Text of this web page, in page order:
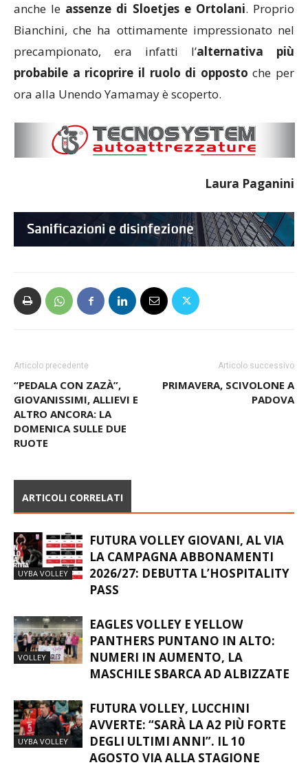
anche le assenze di Sloetjes e Ortolani. Proprio
Bianchini, che ha ottimamente impressionato nel
precampionato, era infatti l’alternativa più
probabile a ricoprire il ruolo di opposto che per
ora alla Unendo Yamamay è scoperto.
Laura Paganini
Articolo precedente
“PEDALA CON ZAZÀ”,
GIOVANISSIMI, ALLIEVI E
ALTRO ANCORA: LA
DOMENICA SULLE DUE
RUOTE
Articolo successivo
PRIMAVERA, SCIVOLONE A
PADOVA
ARTICOLI CORRELATI
UYBA VOLLEY
FUTURA VOLLEY GIOVANI, AL VIA
LA CAMPAGNA ABBONAMENTI
2026/27: DEBUTTA L’HOSPITALITY
PASS
VOLLEY
EAGLES VOLLEY E YELLOW
PANTHERS PUNTANO IN ALTO:
NUMERI IN AUMENTO, LA
MASCHILE SBARCA AD ALBIZZATE
UYBA VOLLEY
FUTURA VOLLEY, LUCCHINI
AVVERTE: “SARÀ LA A2 PIÙ FORTE
DEGLI ULTIMI ANNI”. IL 10
AGOSTO VIA ALLA STAGIONE